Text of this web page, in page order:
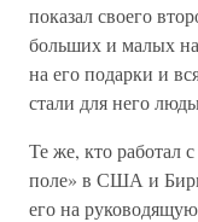
показал своего
больших и малых
на его подарки и
стали для него
Те же, кто работал
поле» в США и
его на